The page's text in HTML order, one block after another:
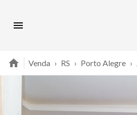
Venda › RS › Porto Alegre ›